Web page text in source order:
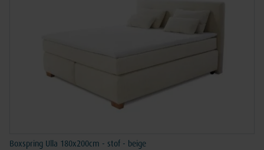
Boxspring Ulla 180x200cm - stof - beige